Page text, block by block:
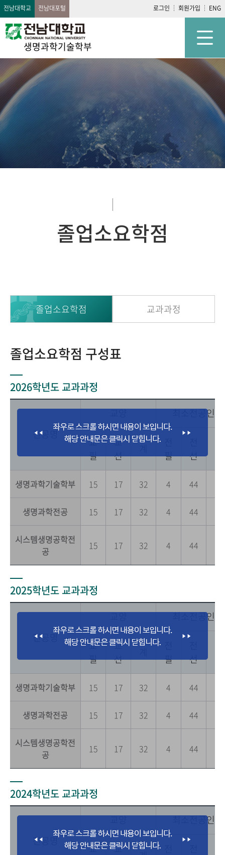
전남대학교 전남대포털 로그인 회원가입 ENG
생명과학기술학부
졸업소요학점
졸업소요학점 교과과정
졸업소요학점 구성표
2026학년도 교과과정
전공명
교양 최소전공인
교
필
교
선
필
선
생명과학기술학부 15 17 32 4 44
생명과학전공 15 17 32 4 44
시스템생명공학전
공
15 17 32 4 44
2025학년도 교과과정
전공명
교양 최소전공인
교
필
교
선
필
선
생명과학기술학부 15 17 32 4 44
생명과학전공 15 17 32 4 44
시스템생명공학전
공
15 17 32 4 44
2024학년도 교과과정
전공명
교양 최소전공인
교
교